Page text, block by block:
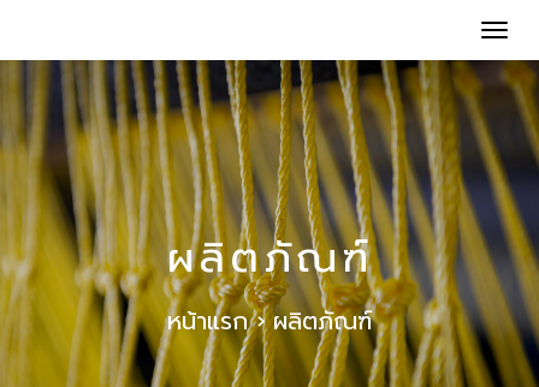
ผลิตภัณฑ์
หน้าแรก › ผลิตภัณฑ์